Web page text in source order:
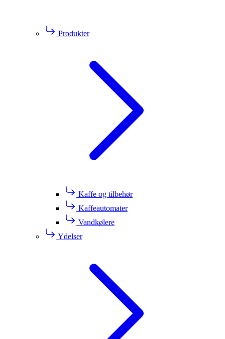
Produkter
Kaffe og tilbehør
Kaffeautomater
Vandkølere
Ydelser